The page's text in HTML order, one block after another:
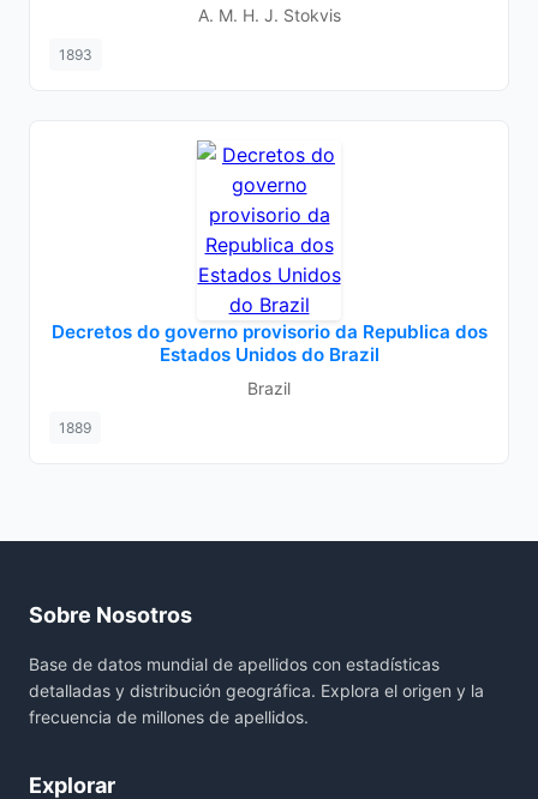
A. M. H. J. Stokvis
1893
Decretos do governo provisorio da Republica dos
Estados Unidos do Brazil
Brazil
1889
Sobre Nosotros
Base de datos mundial de apellidos con estadísticas
detalladas y distribución geográfica. Explora el origen y la
frecuencia de millones de apellidos.
Explorar